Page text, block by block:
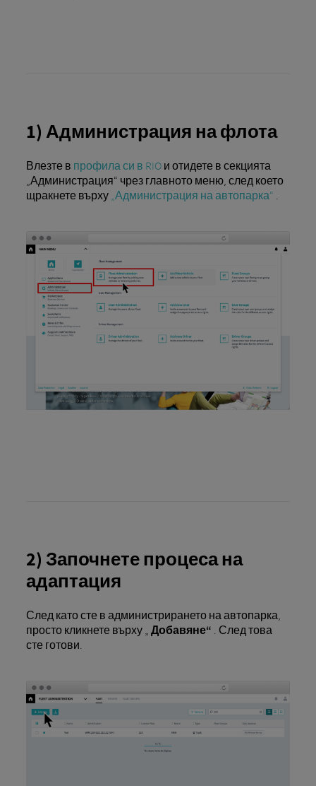
1) Администрация на флота
Влезте в профила си в RIOи отидете в секцията
„Администрация“ чрез главното меню, след което
щракнете върху „Администрация на автопарка“
2) Започнете процеса на
адаптация
След като сте в администрирането на автопарка,
просто кликнете върху „ Добавяне“ . След това
сте готови.